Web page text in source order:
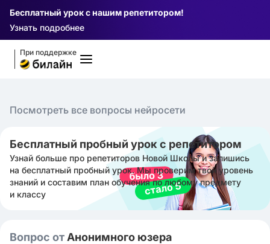
Бесплатный урок с нашим репетитором!
Узнать подробнее
При поддержке
Посмотреть все вопросы нейросети
Бесплатный пробный урок с репетитором
Узнай больше про репетиторов Новой Школы и запишись
на бесплатный пробный урок. Мы проверим твой уровень
знаний и составим план обучения по любому предмету
и классу
Вопрос от Анонимного юзера